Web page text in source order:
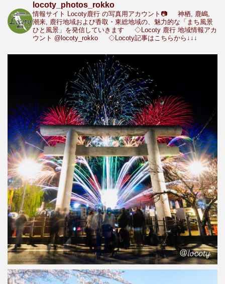
locoty_photos_rokko
情報サイト Locoty鹿行 の写真用アカウント📷
神栖, 鹿嶋,
潮来, 鹿行地域および香取・東総地域の、魅力的な「まち風景
ひと風景」を発信していきます
◇Locoty 鹿行 地域情報アカ
ウント @locoty_rokko ◇Locoty記事はこちらから↓↓↓